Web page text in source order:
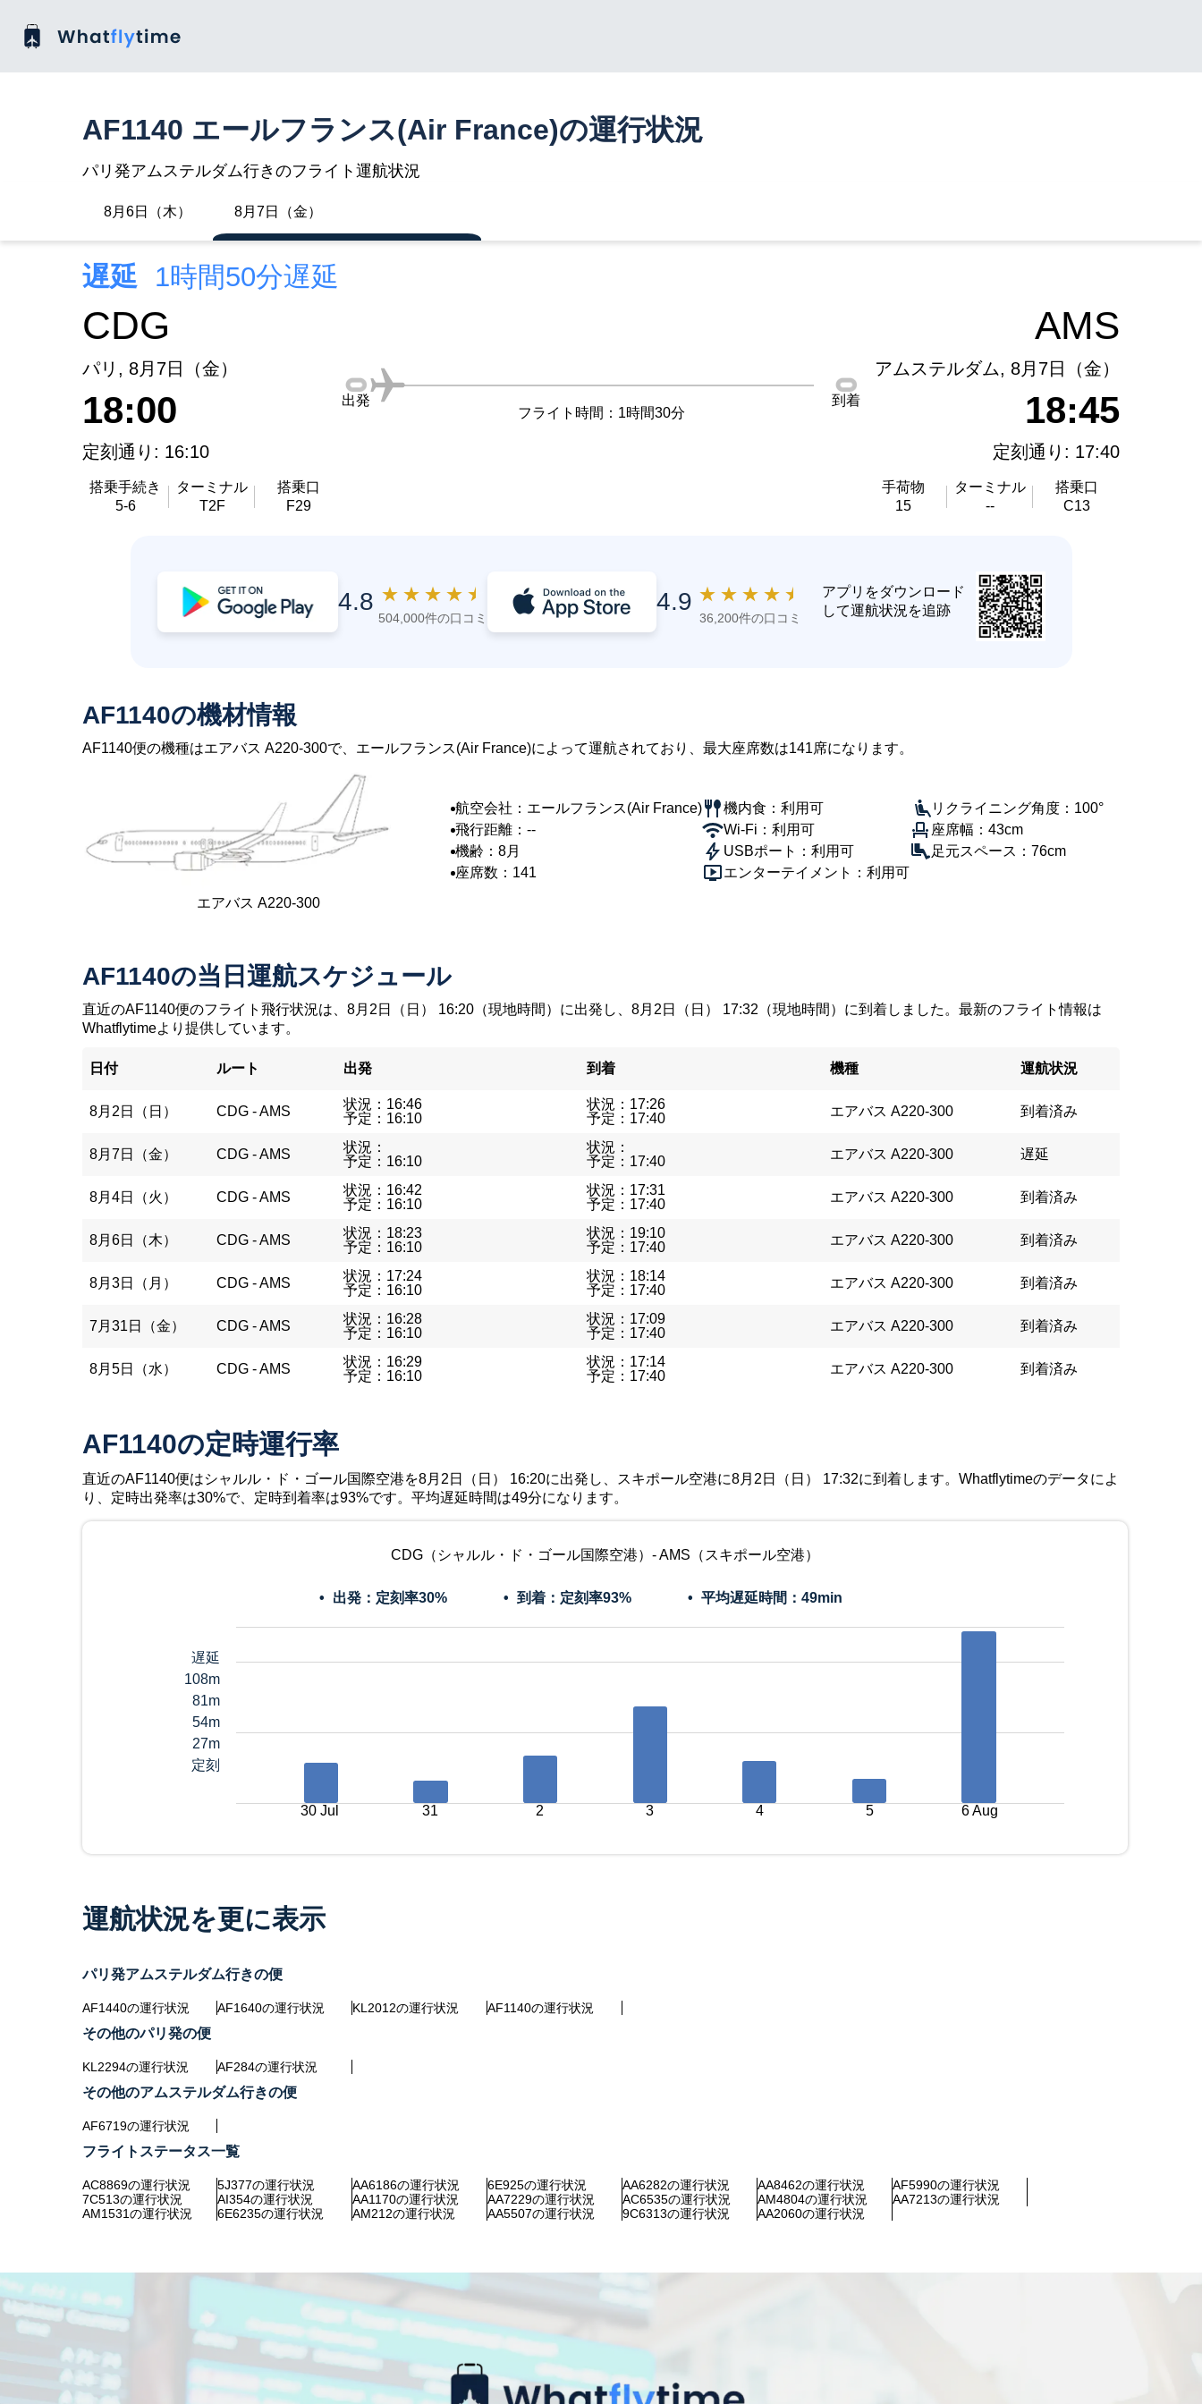
AF1140 エールフランス(Air France)の運行状況
パリ発アムステルダム行きのフライト運航状況
8月6日（木） 8月7日（金）
遅延 1時間50分遅延
CDG
パリ, 8月7日（金）
18:00
定刻通り: 16:10
搭乗手続き
5-6
ターミナル
T2F
搭乗口
F29
出発
フライト時間：1時間30分
到着
AMS
アムステルダム, 8月7日（金）
18:45
定刻通り: 17:40
手荷物
15
ターミナル
--
搭乗口
C13
4.8 ★ ★ ★ ★ ★
504,000件の口コミ
4.9 ★ ★ ★ ★ ★
36,200件の口コミ
アプリをダウンロード
して運航状況を追跡
AF1140の機材情報
AF1140便の機種はエアバス A220-300で、エールフランス(Air France)によって運航されており、最大座席数は141席になります。
エアバス A220-300
航空会社：エールフランス(Air France)
飛行距離：--
機齢：8月
座席数：141
機内食：利用可
Wi-Fi：利用可
USBポート：利用可
エンターテイメント：利用可
リクライニング角度：100°
座席幅：43cm
足元スペース：76cm
AF1140の当日運航スケジュール
直近のAF1140便のフライト飛行状況は、8月2日（日） 16:20（現地時間）に出発し、8月2日（日） 17:32（現地時間）に到着しました。最新のフライト情報は
Whatflytimeより提供しています。
日付 ルート 出発 到着 機種 運航状況
8月2日（日） CDG - AMS
状況：16:46
予定：16:10
状況：17:26
予定：17:40
エアバス A220-300 到着済み
8月7日（金） CDG - AMS
状況：
予定：16:10
状況：
予定：17:40
エアバス A220-300 遅延
8月4日（火） CDG - AMS
状況：16:42
予定：16:10
状況：17:31
予定：17:40
エアバス A220-300 到着済み
8月6日（木） CDG - AMS
状況：18:23
予定：16:10
状況：19:10
予定：17:40
エアバス A220-300 到着済み
8月3日（月） CDG - AMS
状況：17:24
予定：16:10
状況：18:14
予定：17:40
エアバス A220-300 到着済み
7月31日（金） CDG - AMS
状況：16:28
予定：16:10
状況：17:09
予定：17:40
エアバス A220-300 到着済み
8月5日（水） CDG - AMS
状況：16:29
予定：16:10
状況：17:14
予定：17:40
エアバス A220-300 到着済み
AF1140の定時運行率
直近のAF1140便はシャルル・ド・ゴール国際空港を8月2日（日） 16:20に出発し、スキポール空港に8月2日（日） 17:32に到着します。Whatflytimeのデータによ
り、定時出発率は30%で、定時到着率は93%です。平均遅延時間は49分になります。
CDG（シャルル・ド・ゴール国際空港）- AMS（スキポール空港）
出発：定刻率30% 到着：定刻率93% 平均遅延時間： 49min
遅延
108m
81m
54m
27m
定刻
30 Jul 31 2 3 4 5 6 Aug
運航状況を更に表示
パリ発アムステルダム行きの便
AF1440の運行状況 AF1640の運行状況 KL2012の運行状況 AF1140の運行状況
その他のパリ発の便
KL2294の運行状況 AF284の運行状況
その他のアムステルダム行きの便
AF6719の運行状況
フライトステータス一覧
AC8869の運行状況 5J377の運行状況 AA6186の運行状況 6E925の運行状況 AA6282の運行状況 AA8462の運行状況
AF5990の運行状況
7C513の運行状況
AI354の運行状況 AA1170の運行状況 AA7229の運行状況 AC6535の運行状況 AM4804の運行状況
AA7213の運行状況
AM1531の運行状況
6E6235の運行状況 AM212の運行状況 AA5507の運行状況 9C6313の運行状況 AA2060の運行状況